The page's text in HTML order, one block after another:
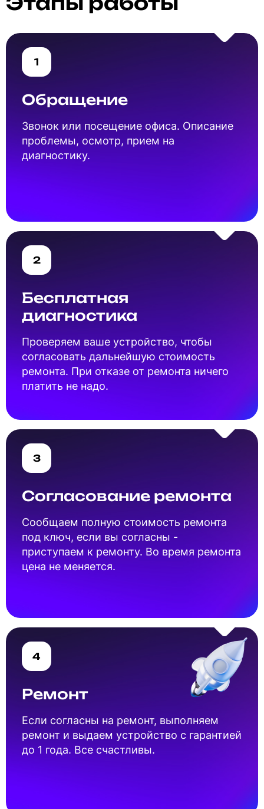
1
Обращение
Звонок или посещение офиса. Описание
проблемы, осмотр, прием на
диагностику.
2
Бесплатная
диагностика
Проверяем ваше устройство, чтобы
согласовать дальнейшую стоимость
ремонта. При отказе от ремонта ничего
платить не надо.
3
Согласование ремонта
Cообщаем полную стоимость ремонта
под ключ, если вы согласны -
приступаем к ремонту. Во время ремонта
цена не меняется.
4
Ремонт
Если согласны на ремонт, выполняем
ремонт и выдаем устройство с гарантией
до 1 года. Все счастливы.